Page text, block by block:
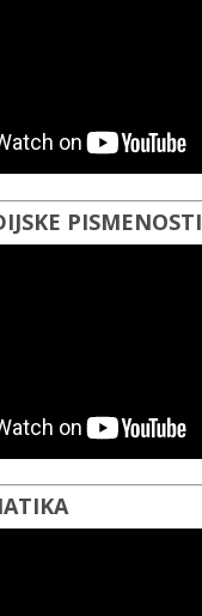
PISMENOSTI